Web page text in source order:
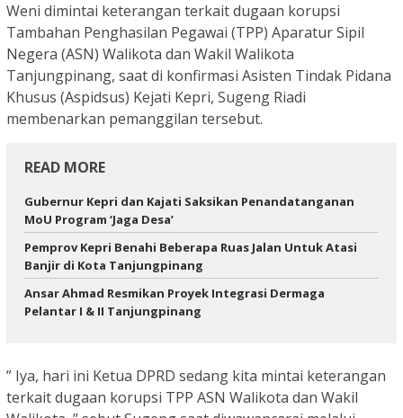
Weni dimintai keterangan terkait dugaan korupsi
Tambahan Penghasilan Pegawai (TPP) Aparatur Sipil
Negera (ASN) Walikota dan Wakil Walikota
Tanjungpinang, saat di konfirmasi Asisten Tindak Pidana
Khusus (Aspidsus) Kejati Kepri, Sugeng Riadi
membenarkan pemanggilan tersebut.
READ MORE
Gubernur Kepri dan Kajati Saksikan Penandatanganan
MoU Program ‘Jaga Desa’
Pemprov Kepri Benahi Beberapa Ruas Jalan Untuk Atasi
Banjir di Kota Tanjungpinang
Ansar Ahmad Resmikan Proyek Integrasi Dermaga
Pelantar I & II Tanjungpinang
” Iya, hari ini Ketua DPRD sedang kita mintai keterangan
terkait dugaan korupsi TPP ASN Walikota dan Wakil